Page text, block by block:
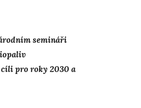
semináři
pro roky 2030 a